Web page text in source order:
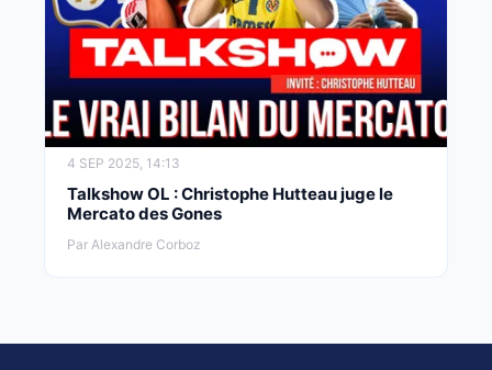
4 SEP 2025, 14:13
Talkshow OL : Christophe Hutteau juge le
Mercato des Gones
Par Alexandre Corboz